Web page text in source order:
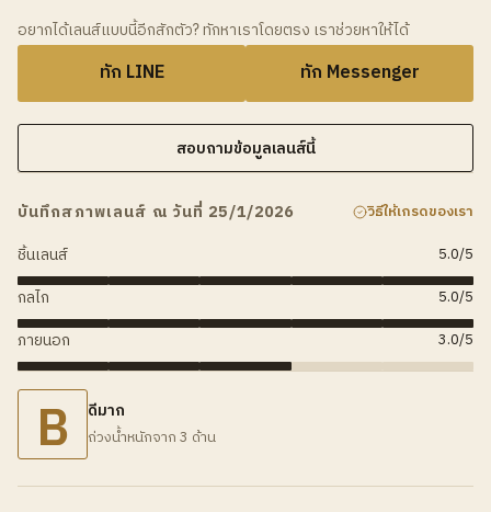
อยากได้เลนส์แบบนี้อีกสักตัว? ทักหาเราโดยตรง เราช่วยหาให้ได้
ทัก LINE ทัก Messenger
สอบถามข้อมูลเลนส์นี้
บันทึกสภาพเลนส์ ณ วันที่ 25/1/2026 วิธีให้เกรดของเรา
ชิ้นเลนส์ 5.0/5
กลไก 5.0/5
ภายนอก 3.0/5
B ดีมาก
ถ่วงน้ำหนักจาก 3 ด้าน